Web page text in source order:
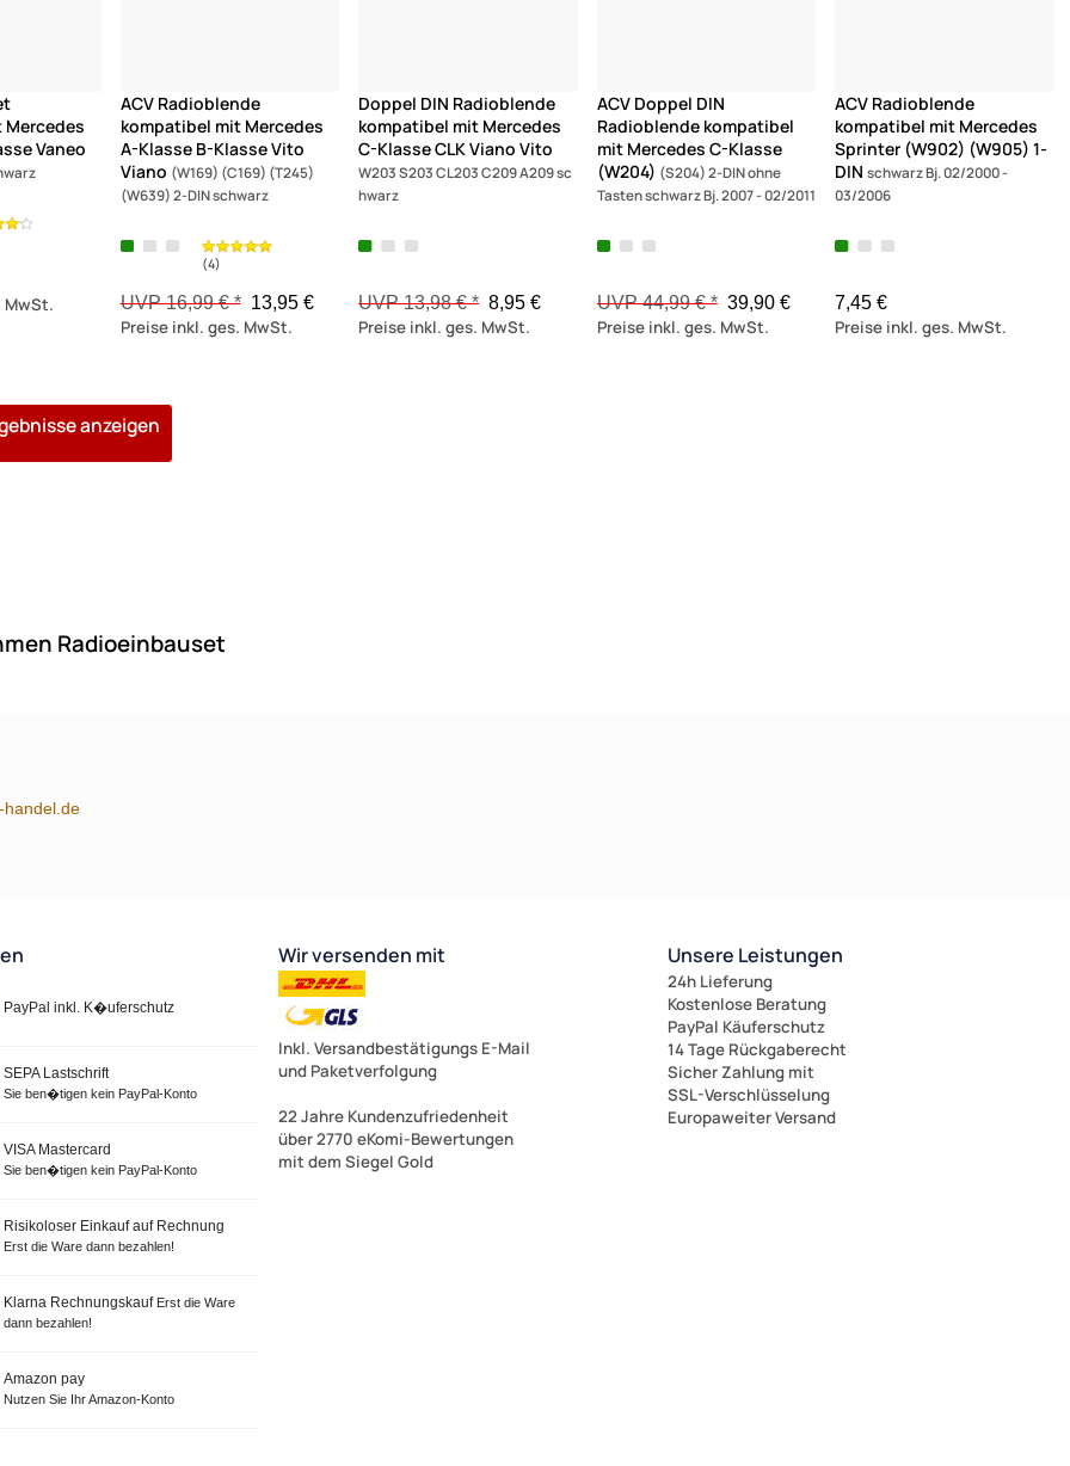
Vaneo
MwSt.
ACV Radioblende
kompatibel mit Mercedes
A-Klasse B-Klasse Vito
Viano (W169) (C169) (T245)
(W639) 2-DIN schwarz
UVP 16,99 € *13,95 €
Preise inkl. ges. MwSt.
Doppel DIN Radioblende
kompatibel mit Mercedes
C-Klasse CLK Viano Vito
W203 S203 CL203 C209 A209 sc
hwarz
UVP 13,98 € *8,95 €
Preise inkl. ges. MwSt.
ACV Doppel DIN
Radioblende kompatibel
mit Mercedes C-Klasse
(W204) (S204) 2-DIN ohne
Tasten schwarz Bj. 2007 - 02/2011
UVP 44,99 € *39,90 €
Preise inkl. ges. MwSt.
ACV Radioblende
kompatibel mit Mercedes
Sprinter (W902) (W905) 1-
DIN schwarz Bj. 02/2000 -
03/2006
7,45 €
Preise inkl. ges. MwSt.
anzeigen
Radioeinbauset
handel.de
PayPal inkl. K�uferschutz
SEPA Lastschrift
Sie ben�tigen kein PayPal-Konto
VISA Mastercard
Sie ben�tigen kein PayPal-Konto
Risikoloser Einkauf auf Rechnung
Erst die Ware dann bezahlen!
Klarna Rechnungskauf Erst die Ware
dann bezahlen!
Amazon pay
Nutzen Sie Ihr Amazon-Konto
Wir versenden mit
Inkl. Versandbestätigungs E-Mail
und Paketverfolgung
22 Jahre Kundenzufriedenheit
über 2770 eKomi-Bewertungen
mit dem Siegel Gold
Unsere Leistungen
24h Lieferung
Kostenlose Beratung
PayPal Käuferschutz
14 Tage Rückgaberecht
Sicher Zahlung mit
SSL-Verschlüsselung
Europaweiter Versand